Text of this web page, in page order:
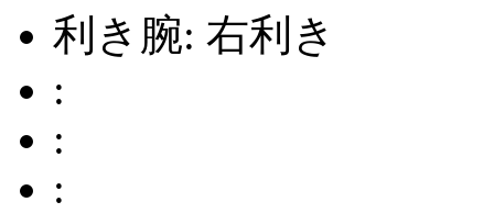
利き腕: 右利き
:
:
: